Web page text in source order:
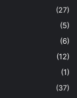
(27)
(5)
(6)
(12)
(1)
(37)